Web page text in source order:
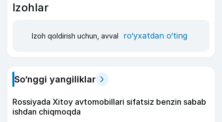
Izohlar
Izoh qoldirish uchun, avval ro‘yxatdan o‘ting
So‘nggi yangiliklar
Rossiyada Xitoy avtomobillari sifatsiz benzin sabab
ishdan chiqmoqda